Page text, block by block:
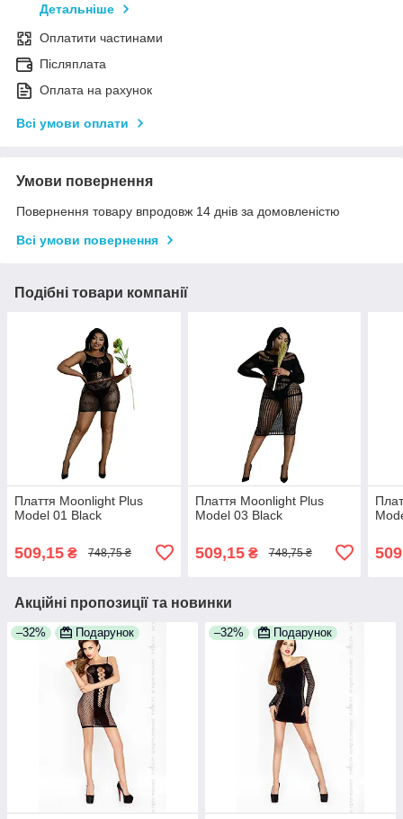
Детальніше
Оплатити частинами
Післяплата
Оплата на рахунок
Всі умови оплати
Умови повернення
Повернення товару впродовж 14 днів за домовленістю
Всі умови повернення
Подібні товари компанії
Плаття Moonlight Plus
Model 01 Black
509,15 ₴ 748,75 ₴
Плаття Moonlight Plus
Model 03 Black
509,15₴ 748,75 ₴
Акційні пропозиції та новинки
–32% Подарунок –32% Подарунок